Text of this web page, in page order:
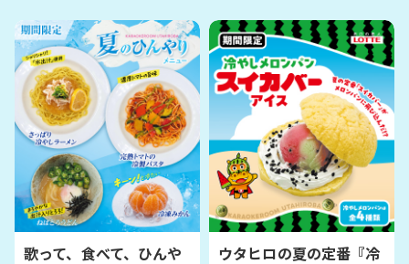
歌って、食べて、ひんや
ウタヒロの夏の定番『冷